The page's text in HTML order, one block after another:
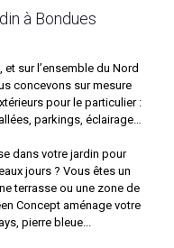
à Bondues
, et sur l’ensemble du Nord
concevons sur mesure
pour le particulier :
parkings, éclairage…
dans votre jardin pour
jours ? Vous êtes un
terrasse ou une zone de
Concept aménage votre
pierre bleue...